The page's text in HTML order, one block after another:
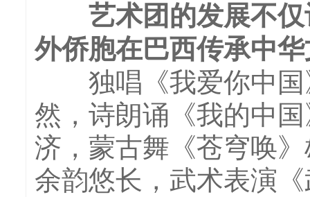
艺术团的发展不仅
外侨胞在巴西传承中
独唱《我爱你中国
然，诗朗诵《我的中
济，蒙古舞《苍穹唤
余韵悠长，武术表演